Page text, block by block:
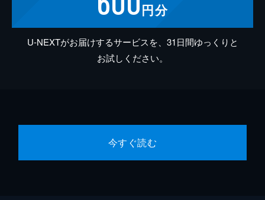
円分
U-NEXTがお届けするサービスを、31日間ゆっくりと
お試しください。
今すぐ読む